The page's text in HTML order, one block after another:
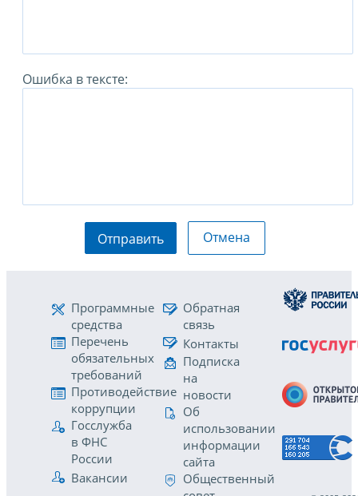
Ошибка в тексте:
Отправить Отмена
Программные
средства
Перечень
обязательных
требований
Противодействие
коррупции
Госслужба
в ФНС
России
Вакансии
Обратная
связь
Контакты
Подписка
на
новости
Об
использовании
информации
сайта
Общественный